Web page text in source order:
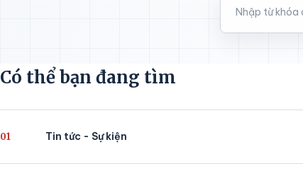
Có thể bạn đang tìm
01 Tin tức - Sự kiện